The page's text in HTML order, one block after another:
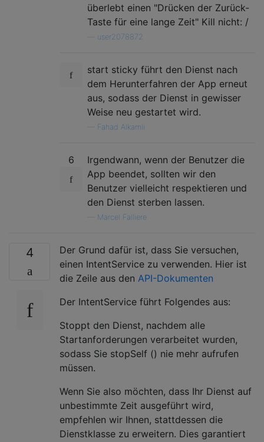
überlebt einen "Drücken der Zurück-
Taste für eine lange Zeit" Kill nicht: /
user2078872
start sticky führt den Dienst nach
dem Herunterfahren der App erneut
aus, sodass der Dienst in gewisser
Weise neu gestartet wird.
Fahad Alkamli
6
Irgendwann, wenn der Benutzer die
App beendet, sollten wir den
Benutzer vielleicht respektieren und
den Dienst sterben lassen.
Marcel Falliere
4
Der Grund dafür ist, dass Sie versuchen,
einen IntentService zu verwenden. Hier ist
die Zeile aus den API-Dokumenten
Der IntentService führt Folgendes aus:
Stoppt den Dienst, nachdem alle
Startanforderungen verarbeitet wurden,
sodass Sie stopSelf () nie mehr aufrufen
müssen.
Wenn Sie also möchten, dass Ihr Dienst auf
unbestimmte Zeit ausgeführt wird,
empfehlen wir Ihnen, stattdessen die
Dienstklasse zu erweitern. Dies garantiert